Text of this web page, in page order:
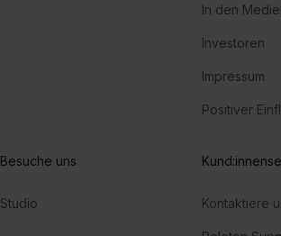
Chance the Rapper, Tinashe,
In den
Investoren
Impressum
Positiver
Besuche uns
Studio Kontaktiere